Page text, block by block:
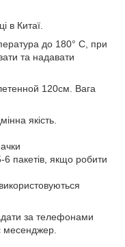
в Китаї.
до 180° С, при
та надавати
120см. Вага
якість.
пакетів, якщо робити
за телефонами
месенджер.